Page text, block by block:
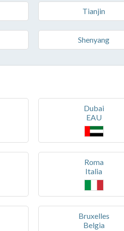
Tianjin
Shenyang
Dubai
EAU
Roma
Italia
Bruxelles
Belgia